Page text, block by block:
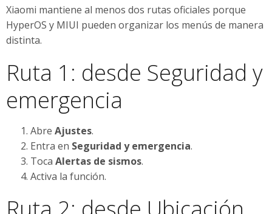
Xiaomi mantiene al menos dos rutas oficiales porque
HyperOS y MIUI pueden organizar los menús de manera
distinta.
Ruta 1: desde Seguridad y
emergencia
Abre Ajustes.
Entra en Seguridad y emergencia.
Toca Alertas de sismos.
Activa la función.